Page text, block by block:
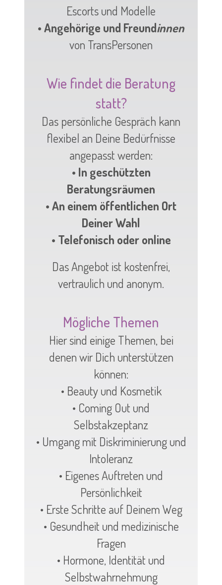
Escorts und Modelle
• Angehörige und Freundinnen
von TransPersonen
Wie findet die Beratung
statt?
Das persönliche Gespräch kann
flexibel an Deine Bedürfnisse
angepasst werden:
• In geschützten
Beratungsräumen
• An einem öffentlichen Ort
Deiner Wahl
• Telefonisch oder online
Das Angebot ist kostenfrei,
vertraulich und anonym.
Mögliche Themen
Hier sind einige Themen, bei
denen wir Dich unterstützen
können:
• Beauty und Kosmetik
• Coming Out und
Selbstakzeptanz
• Umgang mit Diskriminierung und
Intoleranz
• Eigenes Auftreten und
Persönlichkeit
• Erste Schritte auf Deinem Weg
• Gesundheit und medizinische
Fragen
• Hormone, Identität und
Selbstwahrnehmung